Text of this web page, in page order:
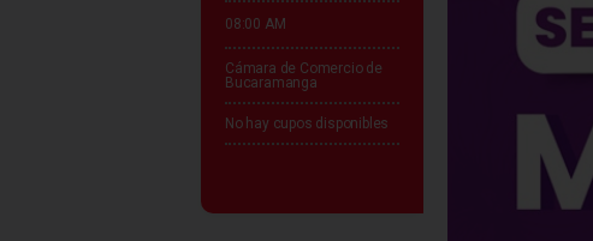
08:00 AM
Cámara de Comercio de
Bucaramanga
No hay cupos disponibles